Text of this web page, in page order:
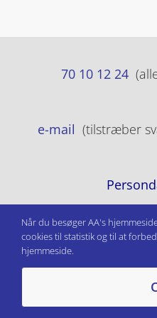
70 10 12 24
e-mail (tilstræber
Når du besøger AA's
cookies til statistik og til at
hjemmeside.